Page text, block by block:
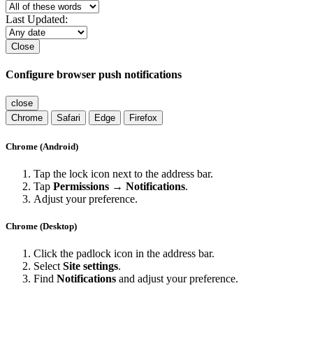
Last Updated:
Close
Configure browser push notifications
close
Chrome
Safari Edge Firefox
Chrome (Android)
Tap the lock icon next to the address bar.
Tap Permissions → Notifications.
Adjust your preference.
Chrome (Desktop)
Click the padlock icon in the address bar.
Select Site settings.
Find Notifications and adjust your preference.